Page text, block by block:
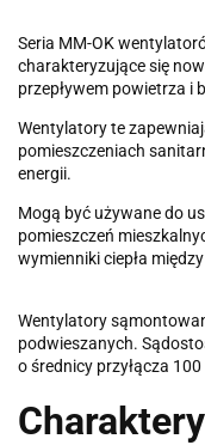
Seria MM-OK wentylator
charakteryzujące się
przepływem powietrza i
Wentylatory te zapewniaj
pomieszczeniach
energii.
Mogą być używane do
pomieszczeń
wymienniki ciepła mię
Wentylatory są
podwieszanych. Są
ośrednicy przyłącza 100